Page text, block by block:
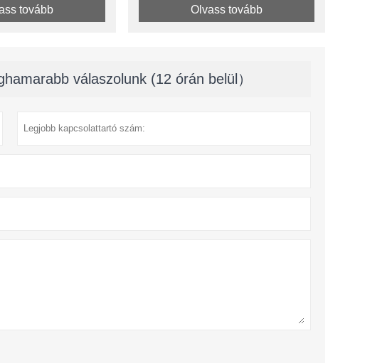
tovább Olvass tovább
válaszolunk (12 órán belül）